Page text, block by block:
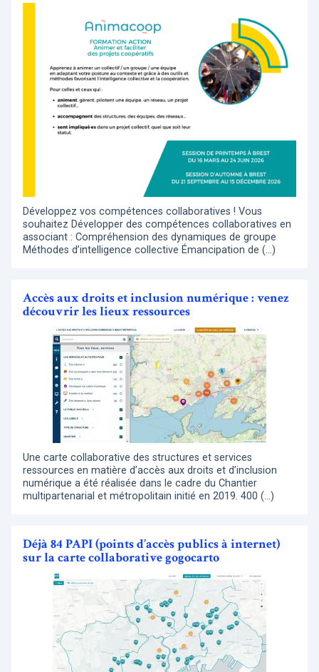
Développez vos compétences collaboratives ! Vous
souhaitez Développer des compétences collaboratives en
associant : Compréhension des dynamiques de groupe
Méthodes d’intelligence collective Émancipation de (…)
Accès aux droits et inclusion numérique : venez
découvrir les lieux ressources
Une carte collaborative des structures et services
ressources en matière d’accès aux droits et d’inclusion
numérique a été réalisée dans le cadre du Chantier
multipartenarial et métropolitain initié en 2019. 400 (…)
Déjà 84 PAPI (points d’accès publics à internet)
sur la carte collaborative gogocarto